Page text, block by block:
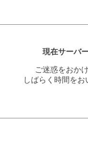
現在サーバ
ご迷惑をおか
しばらく時間を